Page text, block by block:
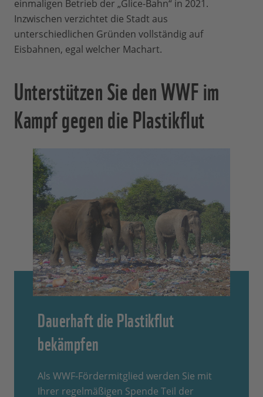
einmaligen Betrieb der „Glice-Bahn“ in 2021.
Inzwischen verzichtet die Stadt aus
unterschiedlichen Gründen vollständig auf
Eisbahnen, egal welcher Machart.
Unterstützen Sie den WWF im
Kampf gegen die Plastikflut
Dauerhaft die Plastikflut
bekämpfen
Als WWF-Fördermitglied werden Sie mit
Ihrer regelmäßigen Spende Teil der